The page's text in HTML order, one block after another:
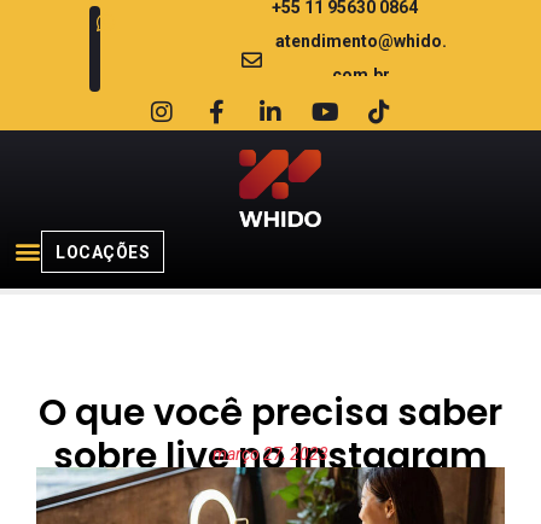
+55 11 95630 0864
atendimento@whido.
com.br
LOCAÇÕES
O que você precisa saber
sobre live no Instagram
março 27, 2023